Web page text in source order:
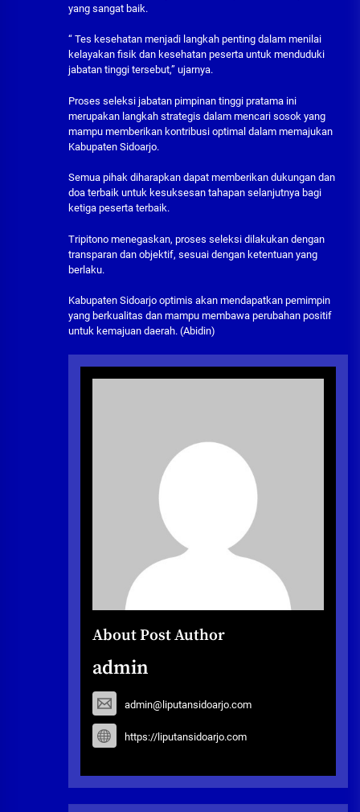
yang sangat baik.
“ Tes kesehatan menjadi langkah penting dalam menilai
kelayakan fisik dan kesehatan peserta untuk menduduki
jabatan tinggi tersebut,” ujarnya.
Proses seleksi jabatan pimpinan tinggi pratama ini
merupakan langkah strategis dalam mencari sosok yang
mampu memberikan kontribusi optimal dalam memajukan
Kabupaten Sidoarjo.
Semua pihak diharapkan dapat memberikan dukungan dan
doa terbaik untuk kesuksesan tahapan selanjutnya bagi
ketiga peserta terbaik.
Tripitono menegaskan, proses seleksi dilakukan dengan
transparan dan objektif, sesuai dengan ketentuan yang
berlaku.
Kabupaten Sidoarjo optimis akan mendapatkan pemimpin
yang berkualitas dan mampu membawa perubahan positif
untuk kemajuan daerah. (Abidin)
About Post Author
admin
admin@liputansidoarjo.com
https://liputansidoarjo.com